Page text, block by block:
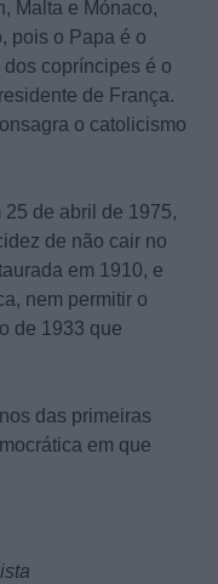
Malta e Mónaco,
pois o Papa é o
copríncipes é o
de França.
o catolicismo
de abril de 1975,
de não cair no
em 1910, e
nem permitir o
de 1933 que
das primeiras
em que